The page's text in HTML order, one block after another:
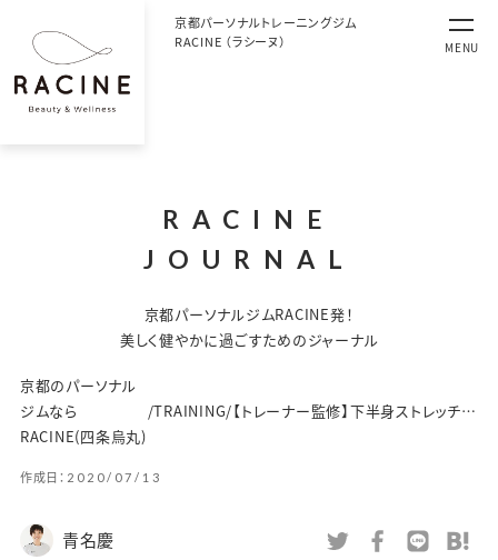
京都パーソナルトレーニングジム
RACINE （ラシーヌ）
MENU
RACINE
JOURNAL
京都パーソナルジムRACINE発！
美しく健やかに過ごすためのジャーナル
京都のパーソナル
ジムなら
RACINE(四条烏丸)
/TRAINING/ 【トレーナー監修】下半身ストレッチ方法｜股関節を柔らかくして全身スッキリを目指そう！
作成日： 2020/07/13
青名慶